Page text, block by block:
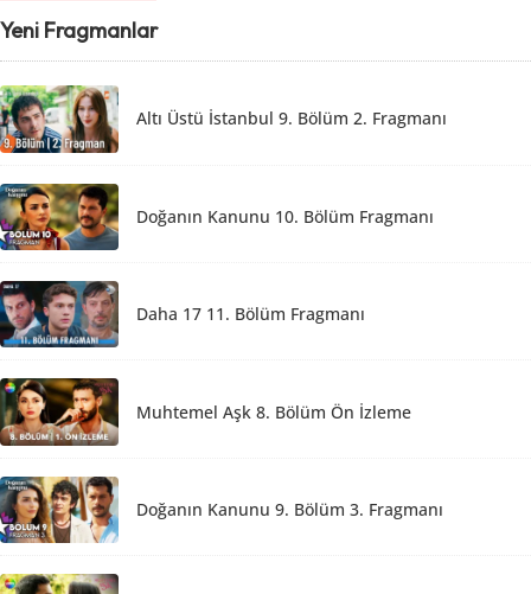
Yeni Fragmanlar
Altı Üstü İstanbul 9. Bölüm 2. Fragmanı
Doğanın Kanunu 10. Bölüm Fragmanı
Daha 17 11. Bölüm Fragmanı
Muhtemel Aşk 8. Bölüm Ön İzleme
Doğanın Kanunu 9. Bölüm 3. Fragmanı